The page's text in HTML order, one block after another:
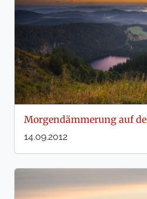
Morgendämmerung auf
14.09.2012